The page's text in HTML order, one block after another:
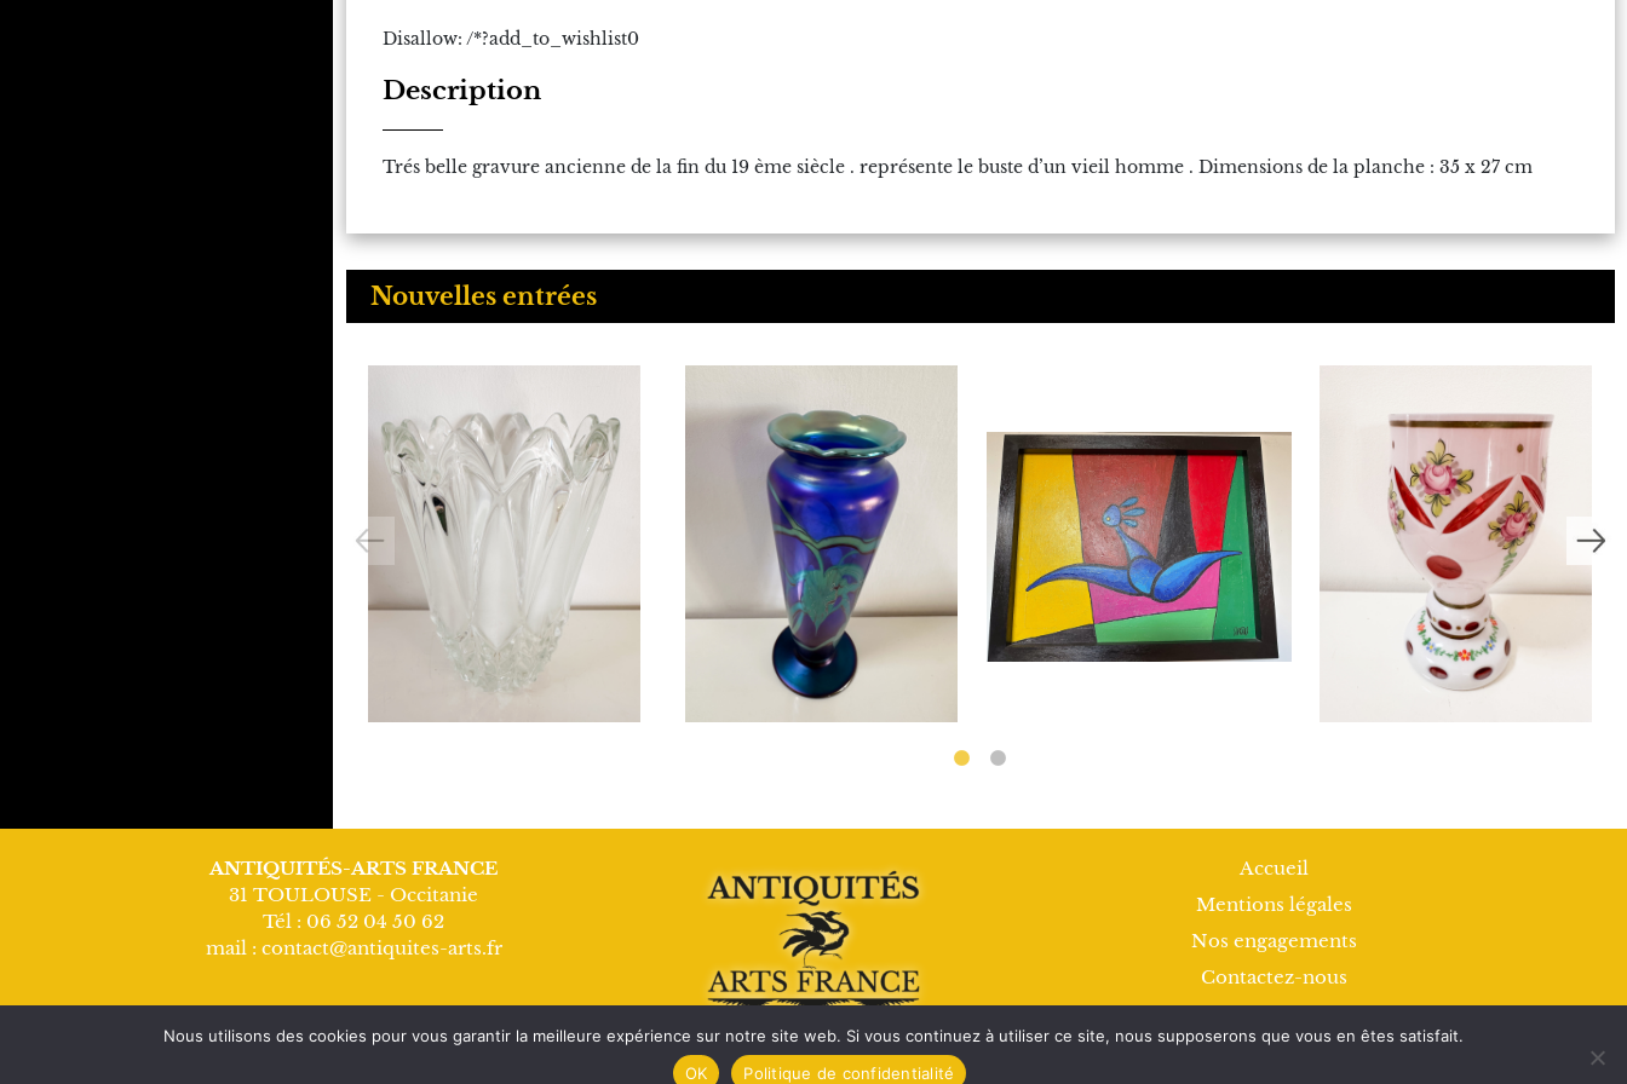
Disallow: /*?add_to_wishlist0
Description
Trés belle gravure ancienne de la fin du 19 ème siècle . représente le buste d’un vieil homme . Dimensions de la planche : 35 x 27 cm
Nouvelles entrées
Previous
ANTIQUITÉS-ARTS FRANCE
31 TOULOUSE - Occitanie
Tél : 06 52 04 50 62
mail : contact@antiquites-arts.fr
Accueil
Mentions légales
Nos engagements
Contactez-nous
Nous utilisons des cookies pour vous garantir la meilleure expérience sur notre site web. Si vous continuez à utiliser ce site, nous supposerons que vous en êtes satisfait.
OK
Politique de confidentialité